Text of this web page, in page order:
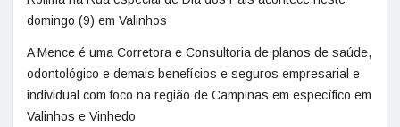
domingo (9) em Valinhos
A Mence é uma Corretora e Consultoria de planos de saúde,
odontológico e demais benefícios e seguros empresarial e
individual com foco na região de Campinas em específico em
Valinhos e Vinhedo